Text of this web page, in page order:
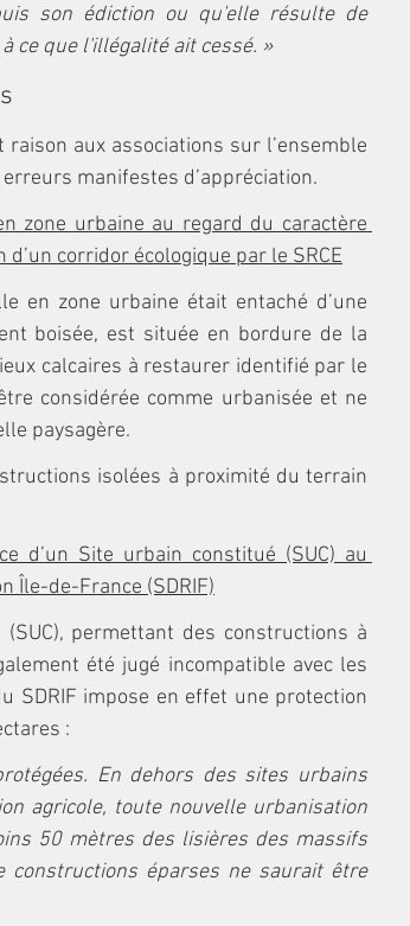
son édiction ou qu'elle résulte de
ce que l'illégalité ait cessé. »
aux associations sur l’ensemble
manifestes d’appréciation.
zone urbaine au regard du caractère
corridor écologique par le SRCE
en zone urbaine était entaché d’une
boisée, est située en bordure de la
calcaires à restaurer identifié par le
considérée comme urbanisée et ne
paysagère.
isolées à proximité du terrain
d’un Site urbain constitué (SUC) au
Île-de-France (SDRIF)
permettant des constructions à
été jugé incompatible avec les
SDRIF impose en effet une protection
:
En dehors des sites urbains
agricole, toute nouvelle urbanisation
50 mètres des lisières des massifs
constructions éparses ne saurait être